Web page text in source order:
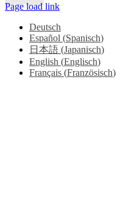
Page load link
Deutsch
Español (Spanisch)
日本語 (Japanisch)
English (Englisch)
Français (Französisch)